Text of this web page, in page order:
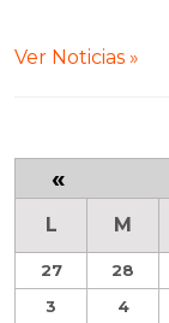
Ver Noticias »
«
L M
27 28
3
4